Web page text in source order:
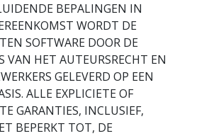
BEPALINGEN IN
WORDT DE
SOFTWARE DOOR DE
VAN HET AUTEURSRECHT EN
GELEVERD OP EEN
ALLE EXPLICIETE OF
GARANTIES, INCLUSIEF,
BEPERKT TOT, DE